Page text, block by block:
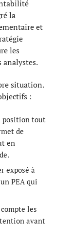
la
et
les
situation.
:
position tout
de
en
exposé à
PEA qui
les
avant